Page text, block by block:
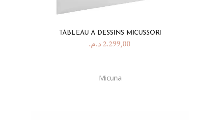
TABLEAU A DESSINS MICUSSORI
2.299,00د.م.
Micuna